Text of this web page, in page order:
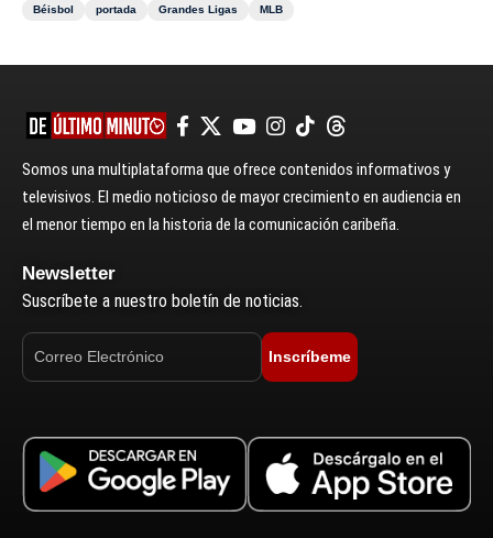
Béisbol
portada Grandes Ligas MLB
Somos una multiplataforma que ofrece contenidos informativos y
televisivos. El medio noticioso de mayor crecimiento en audiencia en
el menor tiempo en la historia de la comunicación caribeña.
Newsletter
Suscríbete a nuestro boletín de noticias.
Inscríbeme